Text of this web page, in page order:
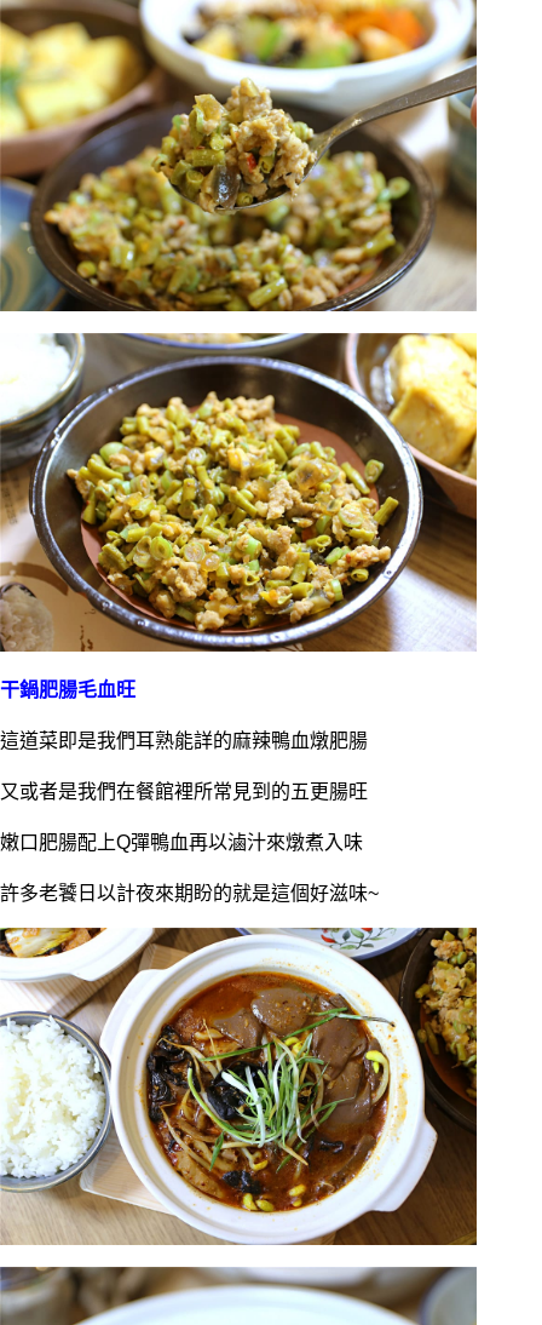
干鍋肥腸毛血旺
這道菜即是我們耳熟能詳的麻辣鴨血燉肥腸
又或者是我們在餐館裡所常見到的五更腸旺
嫩口肥腸配上Q彈鴨血再以滷汁來燉煮入味
許多老饕日以計夜來期盼的就是這個好滋味~